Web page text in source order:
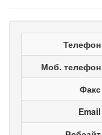
Телефон
Моб. телефон
Факс
Email